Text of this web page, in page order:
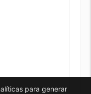
para generar